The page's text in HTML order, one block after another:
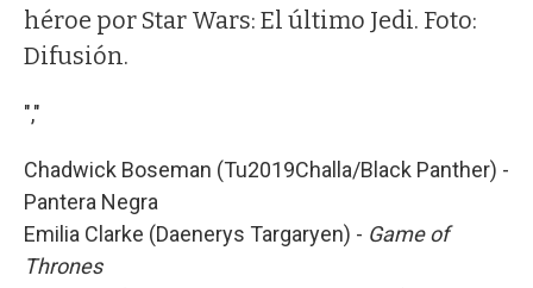
héroe por Star Wars: El último Jedi. Foto:
Difusión.
","
Chadwick Boseman (Tu2019Challa/Black Panther) -
Pantera Negra
Emilia Clarke (Daenerys Targaryen) - Game of
Thrones